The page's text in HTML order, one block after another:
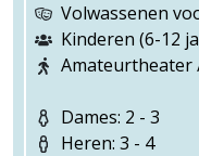
Volwassenen
Kinderen (6-12
Dames: 2 - 3
Heren: 3 - 4